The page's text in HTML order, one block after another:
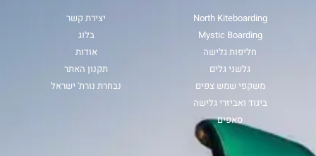
North Kiteboarding
Mystic Boarding
חליפות גלישה
גלשני גלים
משקפי שמש צפים
ביגוד ואביזרי גלישה
סאפים
יצירת קשר
בלוג
אודות
תקנון האתר
נבחרת נורת' ישראל